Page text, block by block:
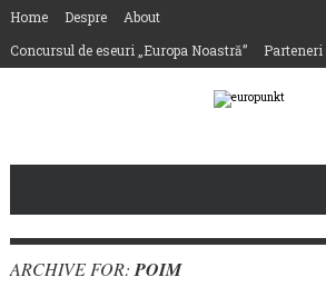
Home Despre
About
Concursul de eseuri „Europa Noastră”
Parteneri
ARCHIVE FOR: POIM